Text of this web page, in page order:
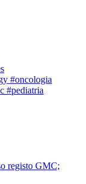
#oncologia
#pediatria
registo GMC;